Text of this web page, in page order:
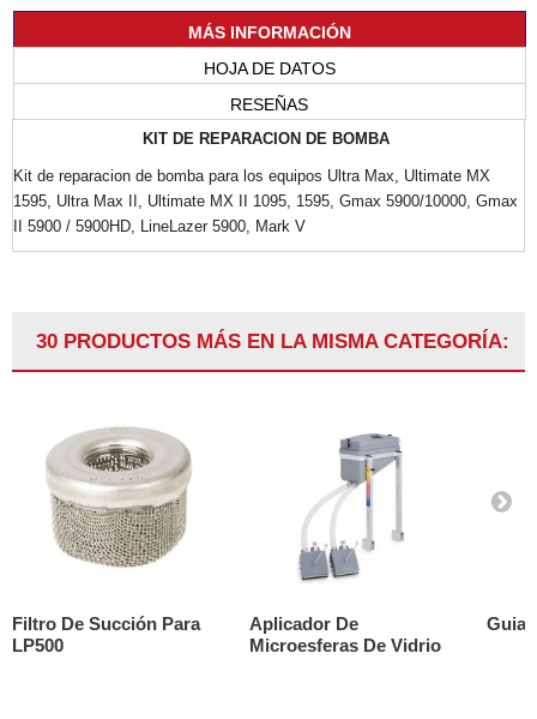
MÁS INFORMACIÓN
HOJA DE DATOS
RESEÑAS
KIT DE REPARACION DE BOMBA
Kit de reparacion de bomba para los equipos Ultra Max, Ultimate MX
1595, Ultra Max II, Ultimate MX II 1095, 1595, Gmax 5900/10000, Gmax
II 5900 / 5900HD, LineLazer 5900, Mark V
30 PRODUCTOS MÁS EN LA MISMA CATEGORÍA:
Filtro De Succión Para
LP500
Aplicador De
Microesferas De Vidrio
Guia